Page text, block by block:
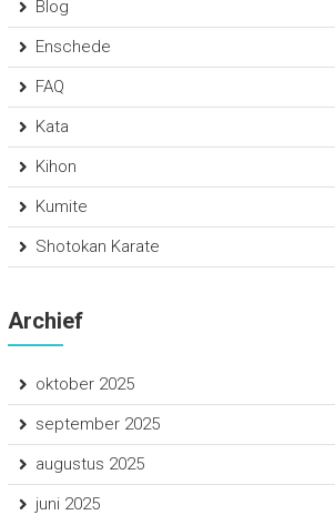
Blog
Enschede
FAQ
Kata
Kihon
Kumite
Shotokan Karate
Archief
oktober 2025
september 2025
augustus 2025
juni 2025